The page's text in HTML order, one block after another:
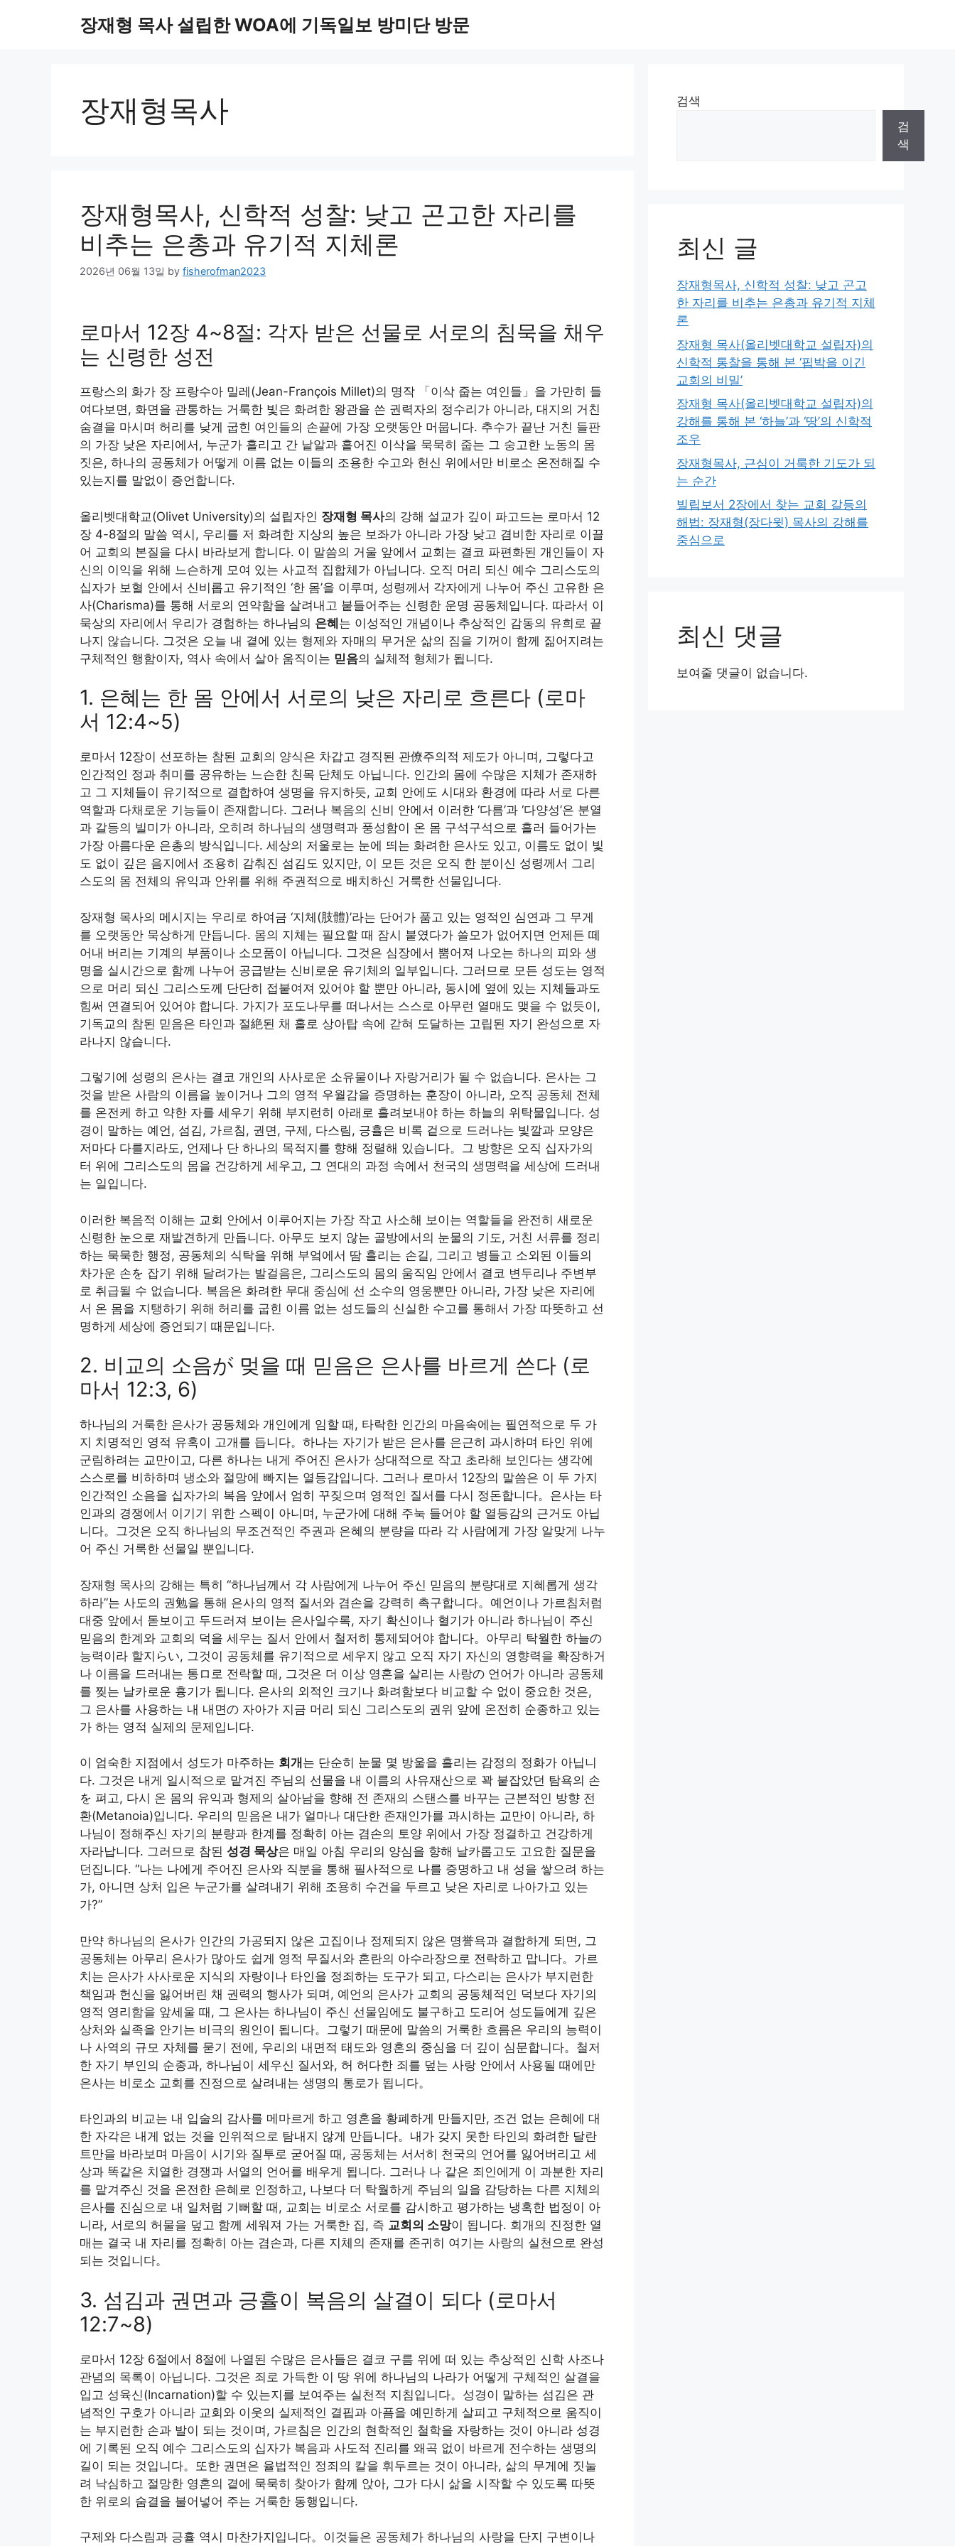
장재형 목사 설립한 WOA에 기독일보 방미단 방문
장재형목사
장재형목사, 신학적 성찰: 낮고 곤고한 자리를
비추는 은총과 유기적 지체론
2026년 06월 13일 by fisherofman2023
로마서 12장 4~8절: 각자 받은 선물로 서로의 침묵을 채우
는 신령한 성전
프랑스의 화가 장 프랑수아 밀레(Jean-François Millet)의 명작 「이삭 줍는 여인들」을 가만히 들
여다보면, 화면을 관통하는 거룩한 빛은 화려한 왕관을 쓴 권력자의 정수리가 아니라, 대지의 거친
숨결을 마시며 허리를 낮게 굽힌 여인들의 손끝에 가장 오랫동안 머뭅니다. 추수가 끝난 거친 들판
의 가장 낮은 자리에서, 누군가 흘리고 간 낱알과 흩어진 이삭을 묵묵히 줍는 그 숭고한 노동의 몸
짓은, 하나의 공동체가 어떻게 이름 없는 이들의 조용한 수고와 헌신 위에서만 비로소 온전해질 수
있는지를 말없이 증언합니다.
올리벳대학교(Olivet University)의 설립자인 장재형 목사의 강해 설교가 깊이 파고드는 로마서 12
장 4-8절의 말씀 역시, 우리를 저 화려한 지상의 높은 보좌가 아니라 가장 낮고 겸비한 자리로 이끌
어 교회의 본질을 다시 바라보게 합니다. 이 말씀의 거울 앞에서 교회는 결코 파편화된 개인들이 자
신의 이익을 위해 느슨하게 모여 있는 사교적 집합체가 아닙니다. 오직 머리 되신 예수 그리스도의
십자가 보혈 안에서 신비롭고 유기적인 ‘한 몸’을 이루며, 성령께서 각자에게 나누어 주신 고유한 은
사(Charisma)를 통해 서로의 연약함을 살려내고 붙들어주는 신령한 운명 공동체입니다. 따라서 이
묵상의 자리에서 우리가 경험하는 하나님의 은혜는 이성적인 개념이나 추상적인 감동의 유희로 끝
나지 않습니다. 그것은 오늘 내 곁에 있는 형제와 자매의 무거운 삶의 짐을 기꺼이 함께 짊어지려는
구체적인 행함이자, 역사 속에서 살아 움직이는 믿음의 실체적 형체가 됩니다.
1. 은혜는 한 몸 안에서 서로의 낮은 자리로 흐른다 (로마
서 12:4~5)
로마서 12장이 선포하는 참된 교회의 양식은 차갑고 경직된 관僚주의적 제도가 아니며, 그렇다고
인간적인 정과 취미를 공유하는 느슨한 친목 단체도 아닙니다. 인간의 몸에 수많은 지체가 존재하
고 그 지체들이 유기적으로 결합하여 생명을 유지하듯, 교회 안에도 시대와 환경에 따라 서로 다른
역할과 다채로운 기능들이 존재합니다. 그러나 복음의 신비 안에서 이러한 ‘다름’과 ‘다양성’은 분열
과 갈등의 빌미가 아니라, 오히려 하나님의 생명력과 풍성함이 온 몸 구석구석으로 흘러 들어가는
가장 아름다운 은총의 방식입니다. 세상의 저울로는 눈에 띄는 화려한 은사도 있고, 이름도 없이 빛
도 없이 깊은 음지에서 조용히 감춰진 섬김도 있지만, 이 모든 것은 오직 한 분이신 성령께서 그리
스도의 몸 전체의 유익과 안위를 위해 주권적으로 배치하신 거룩한 선물입니다.
장재형 목사의 메시지는 우리로 하여금 ‘지체(肢體)’라는 단어가 품고 있는 영적인 심연과 그 무게
를 오랫동안 묵상하게 만듭니다. 몸의 지체는 필요할 때 잠시 붙였다가 쓸모가 없어지면 언제든 떼
어내 버리는 기계의 부품이나 소모품이 아닙니다. 그것은 심장에서 뿜어져 나오는 하나의 피와 생
명을 실시간으로 함께 나누어 공급받는 신비로운 유기체의 일부입니다. 그러므로 모든 성도는 영적
으로 머리 되신 그리스도께 단단히 접붙여져 있어야 할 뿐만 아니라, 동시에 옆에 있는 지체들과도
힘써 연결되어 있어야 합니다. 가지가 포도나무를 떠나서는 스스로 아무런 열매도 맺을 수 없듯이,
기독교의 참된 믿음은 타인과 절絶된 채 홀로 상아탑 속에 갇혀 도달하는 고립된 자기 완성으로 자
라나지 않습니다.
그렇기에 성령의 은사는 결코 개인의 사사로운 소유물이나 자랑거리가 될 수 없습니다. 은사는 그
것을 받은 사람의 이름을 높이거나 그의 영적 우월감을 증명하는 훈장이 아니라, 오직 공동체 전체
를 온전케 하고 약한 자를 세우기 위해 부지런히 아래로 흘려보내야 하는 하늘의 위탁물입니다. 성
경이 말하는 예언, 섬김, 가르침, 권면, 구제, 다스림, 긍휼은 비록 겉으로 드러나는 빛깔과 모양은
저마다 다를지라도, 언제나 단 하나의 목적지를 향해 정렬해 있습니다。그 방향은 오직 십자가의
터 위에 그리스도의 몸을 건강하게 세우고, 그 연대의 과정 속에서 천국의 생명력을 세상에 드러내
는 일입니다.
이러한 복음적 이해는 교회 안에서 이루어지는 가장 작고 사소해 보이는 역할들을 완전히 새로운
신령한 눈으로 재발견하게 만듭니다. 아무도 보지 않는 골방에서의 눈물의 기도, 거친 서류를 정리
하는 묵묵한 행정, 공동체의 식탁을 위해 부엌에서 땀 흘리는 손길, 그리고 병들고 소외된 이들의
차가운 손を 잡기 위해 달려가는 발걸음은, 그리스도의 몸의 움직임 안에서 결코 변두리나 주변부
로 취급될 수 없습니다. 복음은 화려한 무대 중심에 선 소수의 영웅뿐만 아니라, 가장 낮은 자리에
서 온 몸을 지탱하기 위해 허리를 굽힌 이름 없는 성도들의 신실한 수고를 통해서 가장 따뜻하고 선
명하게 세상에 증언되기 때문입니다.
2. 비교의 소음が 멎을 때 믿음은 은사를 바르게 쓴다 (로
마서 12:3, 6)
하나님의 거룩한 은사가 공동체와 개인에게 임할 때, 타락한 인간의 마음속에는 필연적으로 두 가
지 치명적인 영적 유혹이 고개를 듭니다。하나는 자기가 받은 은사를 은근히 과시하며 타인 위에
군림하려는 교만이고, 다른 하나는 내게 주어진 은사가 상대적으로 작고 초라해 보인다는 생각에
스스로를 비하하며 냉소와 절망에 빠지는 열등감입니다. 그러나 로마서 12장의 말씀은 이 두 가지
인간적인 소음을 십자가의 복음 앞에서 엄히 꾸짖으며 영적인 질서를 다시 정돈합니다。은사는 타
인과의 경쟁에서 이기기 위한 스펙이 아니며, 누군가에 대해 주눅 들어야 할 열등감의 근거도 아닙
니다。그것은 오직 하나님의 무조건적인 주권과 은혜의 분량을 따라 각 사람에게 가장 알맞게 나누
어 주신 거룩한 선물일 뿐입니다.
장재형 목사의 강해는 특히 “하나님께서 각 사람에게 나누어 주신 믿음의 분량대로 지혜롭게 생각
하라”는 사도의 권勉을 통해 은사의 영적 질서와 겸손을 강력히 촉구합니다。예언이나 가르침처럼
대중 앞에서 돋보이고 두드러져 보이는 은사일수록, 자기 확신이나 혈기가 아니라 하나님이 주신
믿음의 한계와 교회의 덕을 세우는 질서 안에서 철저히 통제되어야 합니다。아무리 탁월한 하늘の
능력이라 할지らい, 그것이 공동체를 유기적으로 세우지 않고 오직 자기 자신의 영향력을 확장하거
나 이름을 드러내는 통ロ로 전락할 때, 그것은 더 이상 영혼을 살리는 사랑の 언어가 아니라 공동체
를 찢는 날카로운 흉기가 됩니다. 은사의 외적인 크기나 화려함보다 비교할 수 없이 중요한 것은,
그 은사를 사용하는 내 내면の 자아가 지금 머리 되신 그리스도의 권위 앞에 온전히 순종하고 있는
가 하는 영적 실제의 문제입니다.
이 엄숙한 지점에서 성도가 마주하는 회개 는 단순히 눈물 몇 방울을 흘리는 감정의 정화가 아닙니
다. 그것은 내게 일시적으로 맡겨진 주님의 선물을 내 이름의 사유재산으로 꽉 붙잡았던 탐욕의 손
を 펴고, 다시 온 몸의 유익과 형제의 살아남을 향해 전 존재의 스탠스를 바꾸는 근본적인 방향 전
환(Metanoia)입니다. 우리의 믿음은 내가 얼마나 대단한 존재인가를 과시하는 교만이 아니라, 하
나님이 정해주신 자기의 분량과 한계를 정확히 아는 겸손의 토양 위에서 가장 정결하고 건강하게
자라납니다. 그러므로 참된 성경 묵상은 매일 아침 우리의 양심을 향해 날카롭고도 고요한 질문을
던집니다. “나는 나에게 주어진 은사와 직분을 통해 필사적으로 나를 증명하고 내 성을 쌓으려 하는
가, 아니면 상처 입은 누군가를 살려내기 위해 조용히 수건을 두르고 낮은 자리로 나아가고 있는
가?”
만약 하나님의 은사가 인간의 가공되지 않은 고집이나 정제되지 않은 명誉욕과 결합하게 되면, 그
공동체는 아무리 은사가 많아도 쉽게 영적 무질서와 혼란의 아수라장으로 전락하고 맙니다。가르
치는 은사가 사사로운 지식의 자랑이나 타인을 정죄하는 도구가 되고, 다스리는 은사가 부지런한
책임과 헌신을 잃어버린 채 권력의 행사가 되며, 예언의 은사가 교회의 공동체적인 덕보다 자기의
영적 영리함을 앞세울 때, 그 은사는 하나님이 주신 선물임에도 불구하고 도리어 성도들에게 깊은
상처와 실족을 안기는 비극의 원인이 됩니다。그렇기 때문에 말씀의 거룩한 흐름은 우리의 능력이
나 사역의 규모 자체를 묻기 전에, 우리의 내면적 태도와 영혼의 중심을 더 깊이 심문합니다。철저
한 자기 부인의 순종과, 하나님이 세우신 질서와, 허 허다한 죄를 덮는 사랑 안에서 사용될 때에만
은사는 비로소 교회를 진정으로 살려내는 생명의 통로가 됩니다。
타인과의 비교는 내 입술의 감사를 메마르게 하고 영혼을 황폐하게 만들지만, 조건 없는 은혜에 대
한 자각은 내게 없는 것을 인위적으로 탐내지 않게 만듭니다。내가 갖지 못한 타인의 화려한 달란
트만을 바라보며 마음이 시기와 질투로 굳어질 때, 공동체는 서서히 천국의 언어를 잃어버리고 세
상과 똑같은 치열한 경쟁과 서열의 언어를 배우게 됩니다. 그러나 나 같은 죄인에게 이 과분한 자리
를 맡겨주신 것을 온전한 은혜로 인정하고, 나보다 더 탁월하게 주님의 일을 감당하는 다른 지체의
은사를 진심으로 내 일처럼 기뻐할 때, 교회는 비로소 서로를 감시하고 평가하는 냉혹한 법정이 아
니라, 서로의 허물을 덮고 함께 세워져 가는 거룩한 집, 즉 교회의 소망이 됩니다. 회개의 진정한 열
매는 결국 내 자리를 정확히 아는 겸손과, 다른 지체의 존재를 존귀히 여기는 사랑의 실천으로 완성
되는 것입니다。
3. 섬김과 권면과 긍휼이 복음의 살결이 되다 (로마서
12:7~8)
로마서 12장 6절에서 8절에 나열된 수많은 은사들은 결코 구름 위에 떠 있는 추상적인 신학 사조나
관념의 목록이 아닙니다. 그것은 죄로 가득한 이 땅 위에 하나님의 나라가 어떻게 구체적인 살결을
입고 성육신(Incarnation)할 수 있는지를 보여주는 실천적 지침입니다。성경이 말하는 섬김은 관
념적인 구호가 아니라 교회와 이웃의 실제적인 결핍과 아픔을 예민하게 살피고 구체적으로 움직이
는 부지런한 손과 발이 되는 것이며, 가르침은 인간의 현학적인 철학을 자랑하는 것이 아니라 성경
에 기록된 오직 예수 그리스도의 십자가 복음과 사도적 진리를 왜곡 없이 바르게 전수하는 생명의
길이 되는 것입니다。또한 권면은 율법적인 정죄의 칼을 휘두르는 것이 아니라, 삶의 무게에 짓눌
려 낙심하고 절망한 영혼의 곁에 묵묵히 찾아가 함께 앉아, 그가 다시 삶을 시작할 수 있도록 따뜻
한 위로의 숨결을 불어넣어 주는 거룩한 동행입니다.
구제와 다스림과 긍휼 역시 마찬가지입니다。이것들은 공동체가 하나님의 사랑을 단지 구변이나
검색
검
색
최신 글
장재형목사, 신학적 성찰: 낮고 곤고
한 자리를 비추는 은총과 유기적 지체
론
장재형 목사(올리벳대학교 설립자)의
신학적 통찰을 통해 본 ‘핍박을 이긴
교회의 비밀’
장재형 목사(올리벳대학교 설립자)의
강해를 통해 본 ‘하늘’과 ‘땅’의 신학적
조우
장재형목사, 근심이 거룩한 기도가 되
는 순간
빌립보서 2장에서 찾는 교회 갈등의
해법: 장재형(장다윗) 목사의 강해를
중심으로
최신 댓글
보여줄 댓글이 없습니다.